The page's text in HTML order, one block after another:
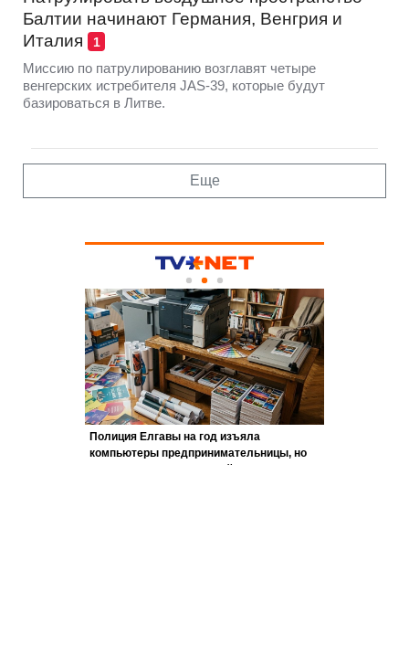
Балтии начинают Германия, Венгрия и
Италия
1
Миссию по патрулированию возглавят четыре
венгерских истребителя JAS-39, которые будут
базироваться в Литве.
Еще